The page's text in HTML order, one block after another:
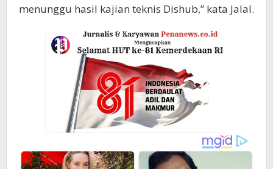
menunggu hasil kajian teknis Dishub,” kata Jalal.